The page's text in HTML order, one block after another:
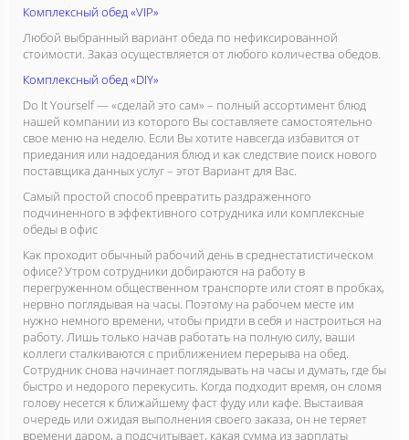
Комплексный обед «VIP»
Любой выбранный вариант обеда по нефиксированной
стоимости. Заказ осуществляется от любого количества обедов.
Комплексный обед «DIY»
Do It Yourself — «сделай это сам» – полный ассортимент блюд
нашей компании из которого Вы составляете самостоятельно
свое меню на неделю. Если Вы хотите навсегда избавится от
приедания или надоедания блюд и как следствие поиск нового
поставщика данных услуг – этот Вариант для Вас.
Самый простой способ превратить раздраженного
подчиненного в эффективного сотрудника или комплексные
обеды в офис
Как проходит обычный рабочий день в среднестатистическом
офисе? Утром сотрудники добираются на работу в
перегруженном общественном транспорте или стоят в пробках,
нервно поглядывая на часы. Поэтому на рабочем месте им
нужно немного времени, чтобы придти в себя и настроиться на
работу. Лишь только начав работать на полную силу, ваши
коллеги сталкиваются с приближением перерыва на обед.
Сотрудник снова начинает поглядывать на часы и думать, где бы
быстро и недорого перекусить. Когда подходит время, он сломя
голову несется к ближайшему фаст фуду или кафе. Выстаивая
очередь или ожидая выполнения своего заказа, он не теряет
времени даром, а подсчитывает, какая сумма из зарплаты